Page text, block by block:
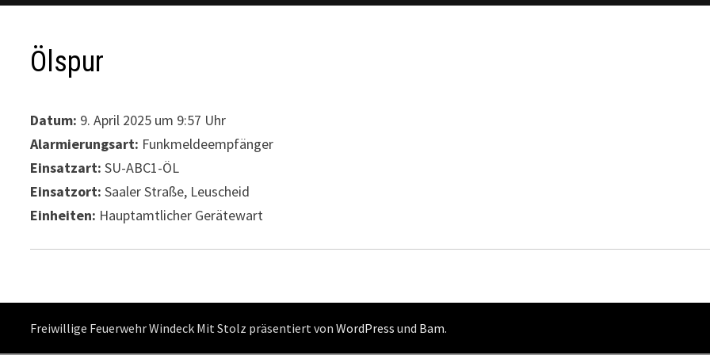
Ölspur
Datum: 9. April 2025 um 9:57 Uhr
Alarmierungsart: Funkmeldeempfänger
Einsatzart: SU-ABC1-ÖL
Einsatzort: Saaler Straße, Leuscheid
Einheiten: Hauptamtlicher Gerätewart
Freiwillige Feuerwehr Windeck Mit Stolz präsentiert vonWordPress und Bam.